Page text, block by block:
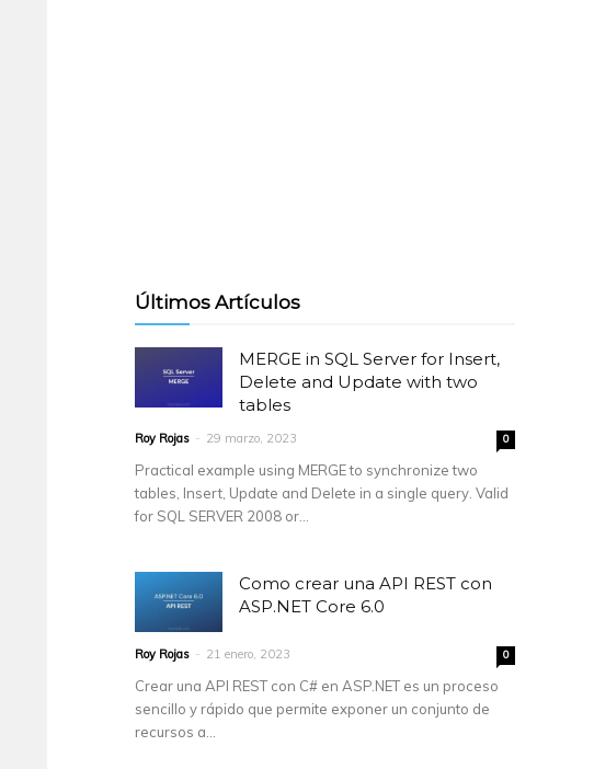
Últimos Artículos
MERGE in SQL Server for Insert,
Delete and Update with two
tables
Roy Rojas - 29 marzo, 2023 0
Practical example using MERGE to synchronize two
tables, Insert, Update and Delete in a single query. Valid
for SQL SERVER 2008 or...
Como crear una API REST con
ASP.NET Core 6.0
Roy Rojas - 21 enero, 2023 0
Crear una API REST con C# en ASP.NET es un proceso
sencillo y rápido que permite exponer un conjunto de
recursos a...